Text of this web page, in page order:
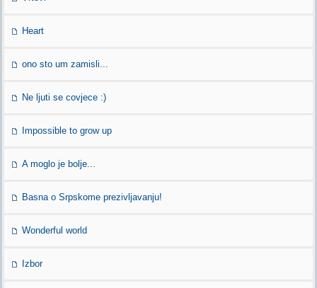
Heart
ono sto um zamisli...
Ne ljuti se covjece :)
Impossible to grow up
A moglo je bolje...
Basna o Srpskome prezivljavanju!
Wonderful world
Izbor